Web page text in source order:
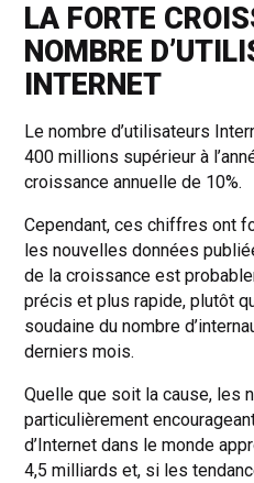
LA FORTE
NOMBRE
INTERNET
Le nombre d’utilisateurs
400 millions supérieur à
croissance annuelle de 10%.
Cependant, ces chiffres ont
les nouvelles données
de la croissance est
précis et plus rapide, plutôt
soudaine du nombre
derniers mois.
Quelle que soit la cause, les
particulièrement
d’Internet dans le monde
4,5 milliards et, si les